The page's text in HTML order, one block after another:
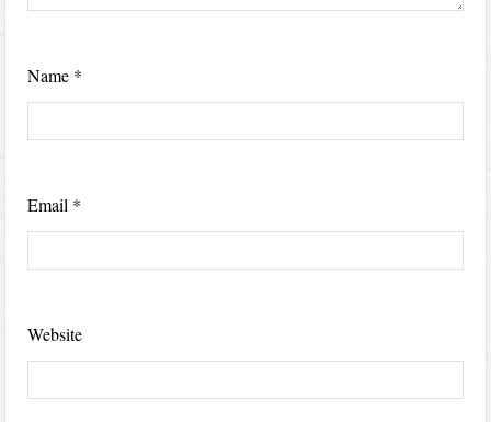
Name *
Email *
Website